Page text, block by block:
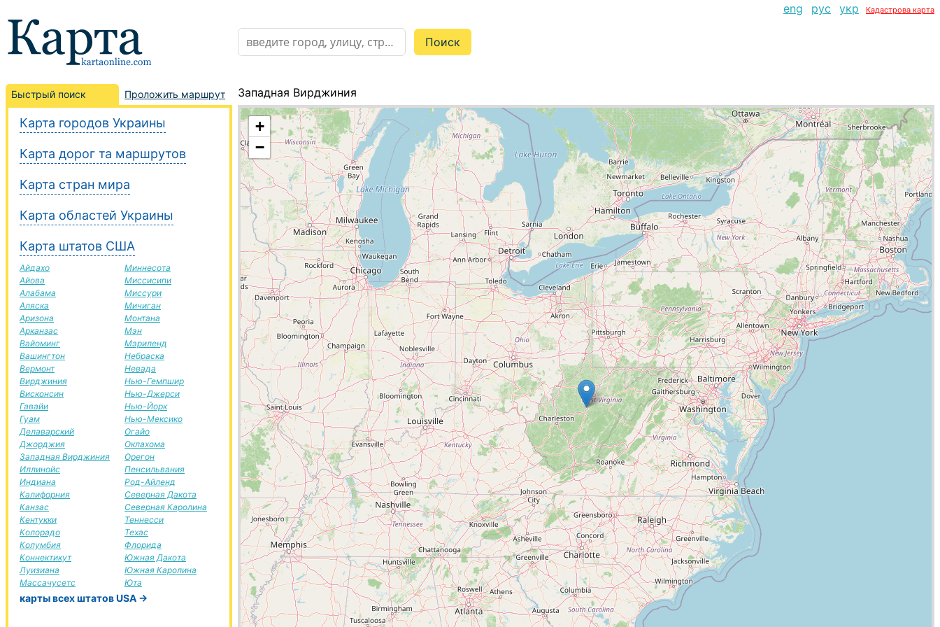
eng рус укр Кадастрова карта
Быстрый поиск Проложить маршрут
Карта городов Украины
Карта дорог та маршрутов
Карта стран мира
Карта областей Украины
Карта штатов США
Айдахо
Айова
Алабама
Аляска
Аризона
Арканзас
Вайоминг
Вашингтон
Вермонт
Вирджиния
Висконсин
Гавайи
Гуам
Делаварский
Джорджия
Западная Вирджиния
Иллинойс
Индиана
Калифорния
Канзас
Кентукки
Колорадо
Колумбия
Коннектикут
Луизиана
Массачусетс
Миннесота
Миссисипи
Миссури
Мичиган
Монтана
Мэн
Мэриленд
Небраска
Невада
Нью-Гемпшир
Нью-Джерси
Нью-Йорк
Нью-Мексико
Огайо
Оклахома
Орегон
Пенсильвания
Род-Айленд
Северная Дакота
Северная Каролина
Теннесси
Техас
Флорида
Южная Дакота
Южная Каролина
Юта
карты всех штатов USA →
Западная Вирджиния
+
−